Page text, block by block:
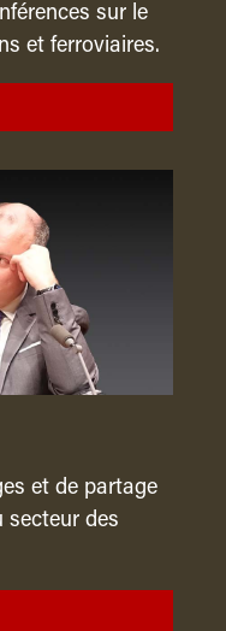
sur le
et ferroviaires.
et de partage
secteur des